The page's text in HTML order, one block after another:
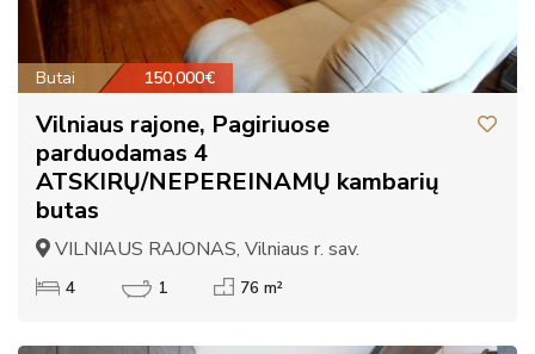
Butai 150,000€
Vilniaus rajone, Pagiriuose
parduodamas 4
ATSKIRŲ/NEPEREINAMŲ kambarių
butas
VILNIAUS RAJONAS, Vilniaus r. sav.
4 1 76 m²